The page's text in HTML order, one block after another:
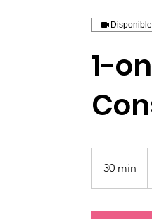
1-
30 min
0